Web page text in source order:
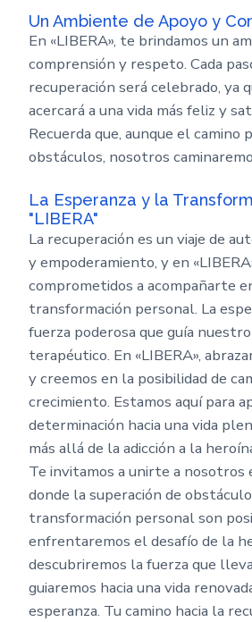
Un Ambiente de Apoyo y
En «LIBERA», te brindamos un
comprensión y respeto. Cada
recuperación será celebrado, ya
acercará a una vida más feliz y
Recuerda que, aunque el camino
obstáculos, nosotros
La Esperanza y la
"LIBERA"
La recuperación es un viaje de
y empoderamiento, y en
comprometidos a acompañarte
transformación personal. La
fuerza poderosa que guía
terapéutico. En «LIBERA»,
y creemos en la posibilidad de
crecimiento. Estamos aquí para
determinación hacia una vida
más allá de la adicción a la
Te invitamos a unirte a nosotros
donde la superación de
transformación personal son
enfrentaremos el desafío de la
descubriremos la fuerza que
guiaremos hacia una vida
esperanza. Tu camino hacia la